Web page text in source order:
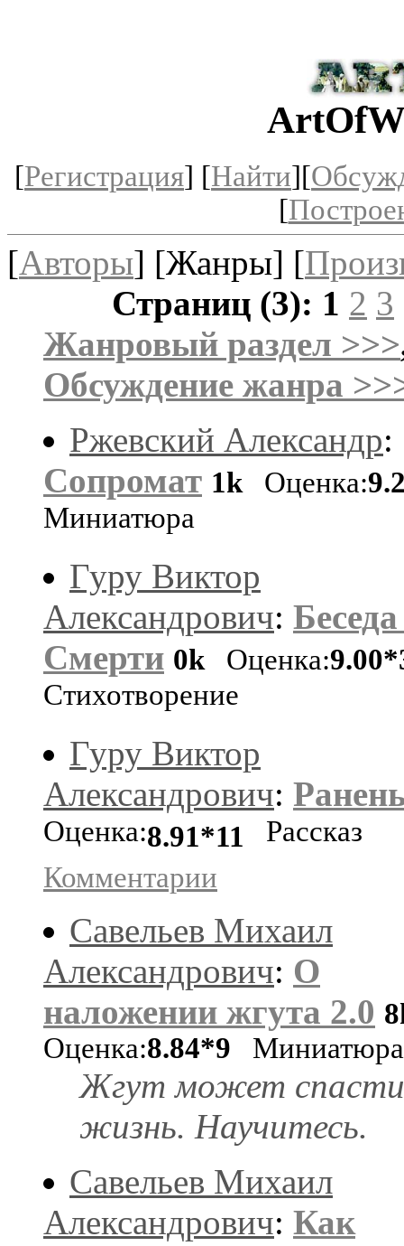
[Регистрация] [Найти][
[
[Авторы] [Жанры] [
Страниц (3): 1 2 3
Жанровый раздел >>>
Обсуждение жанра
Ржевский Александр:
Сопромат 1k Оценка:
Миниатюра
Гуру Виктор
Александрович:
Смерти 0k Оценка:
Стихотворение
Гуру Виктор
Александрович:
Оценка:8.91*11 Рассказ
Комментарии
Савельев Михаил
Александрович: О
наложении жгута 2.0
Оценка:8.84*9 Миниатюра
Жгут может спасти
жизнь. Научитесь.
Савельев Михаил
Александрович: Как